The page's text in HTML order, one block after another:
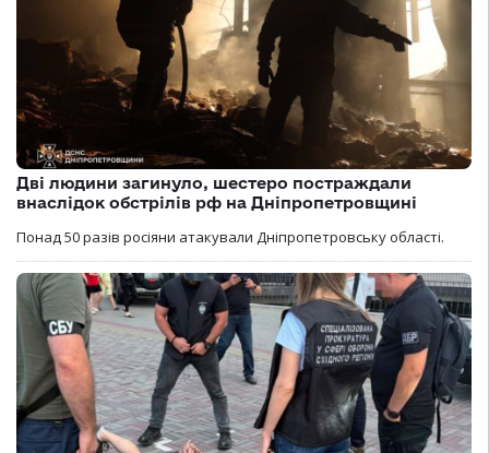
Дві людини загинуло, шестеро постраждали
внаслідок обстрілів рф на Дніпропетровщині
Понад 50 разів росіяни атакували Дніпропетровську області.